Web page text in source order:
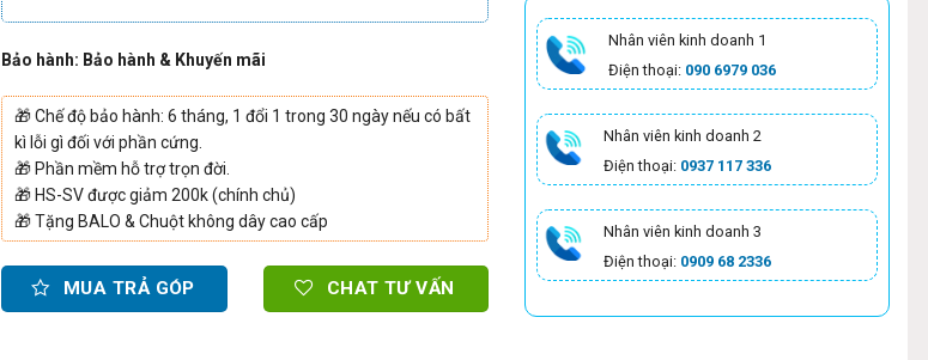
Bảo hành: Bảo hành & Khuyến mãi
🎁Chế độ bảo hành: 6 tháng, 1 đổi 1 trong 30 ngày nếu có bất
kì lỗi gì đối với phần cứng.
🎁Phần mềm hỗ trợ trọn đời.
🎁HS-SV được giảm 200k (chính chủ)
🎁Tặng BALO & Chuột không dây cao cấp
MUA TRẢ GÓP CHAT TƯ VẤN
Nhân viên kinh doanh 1
Điện thoại: 090 6979 036
Nhân viên kinh doanh 2
Điện thoại: 0937 117 336
Nhân viên kinh doanh 3
Điện thoại: 0909 68 2336